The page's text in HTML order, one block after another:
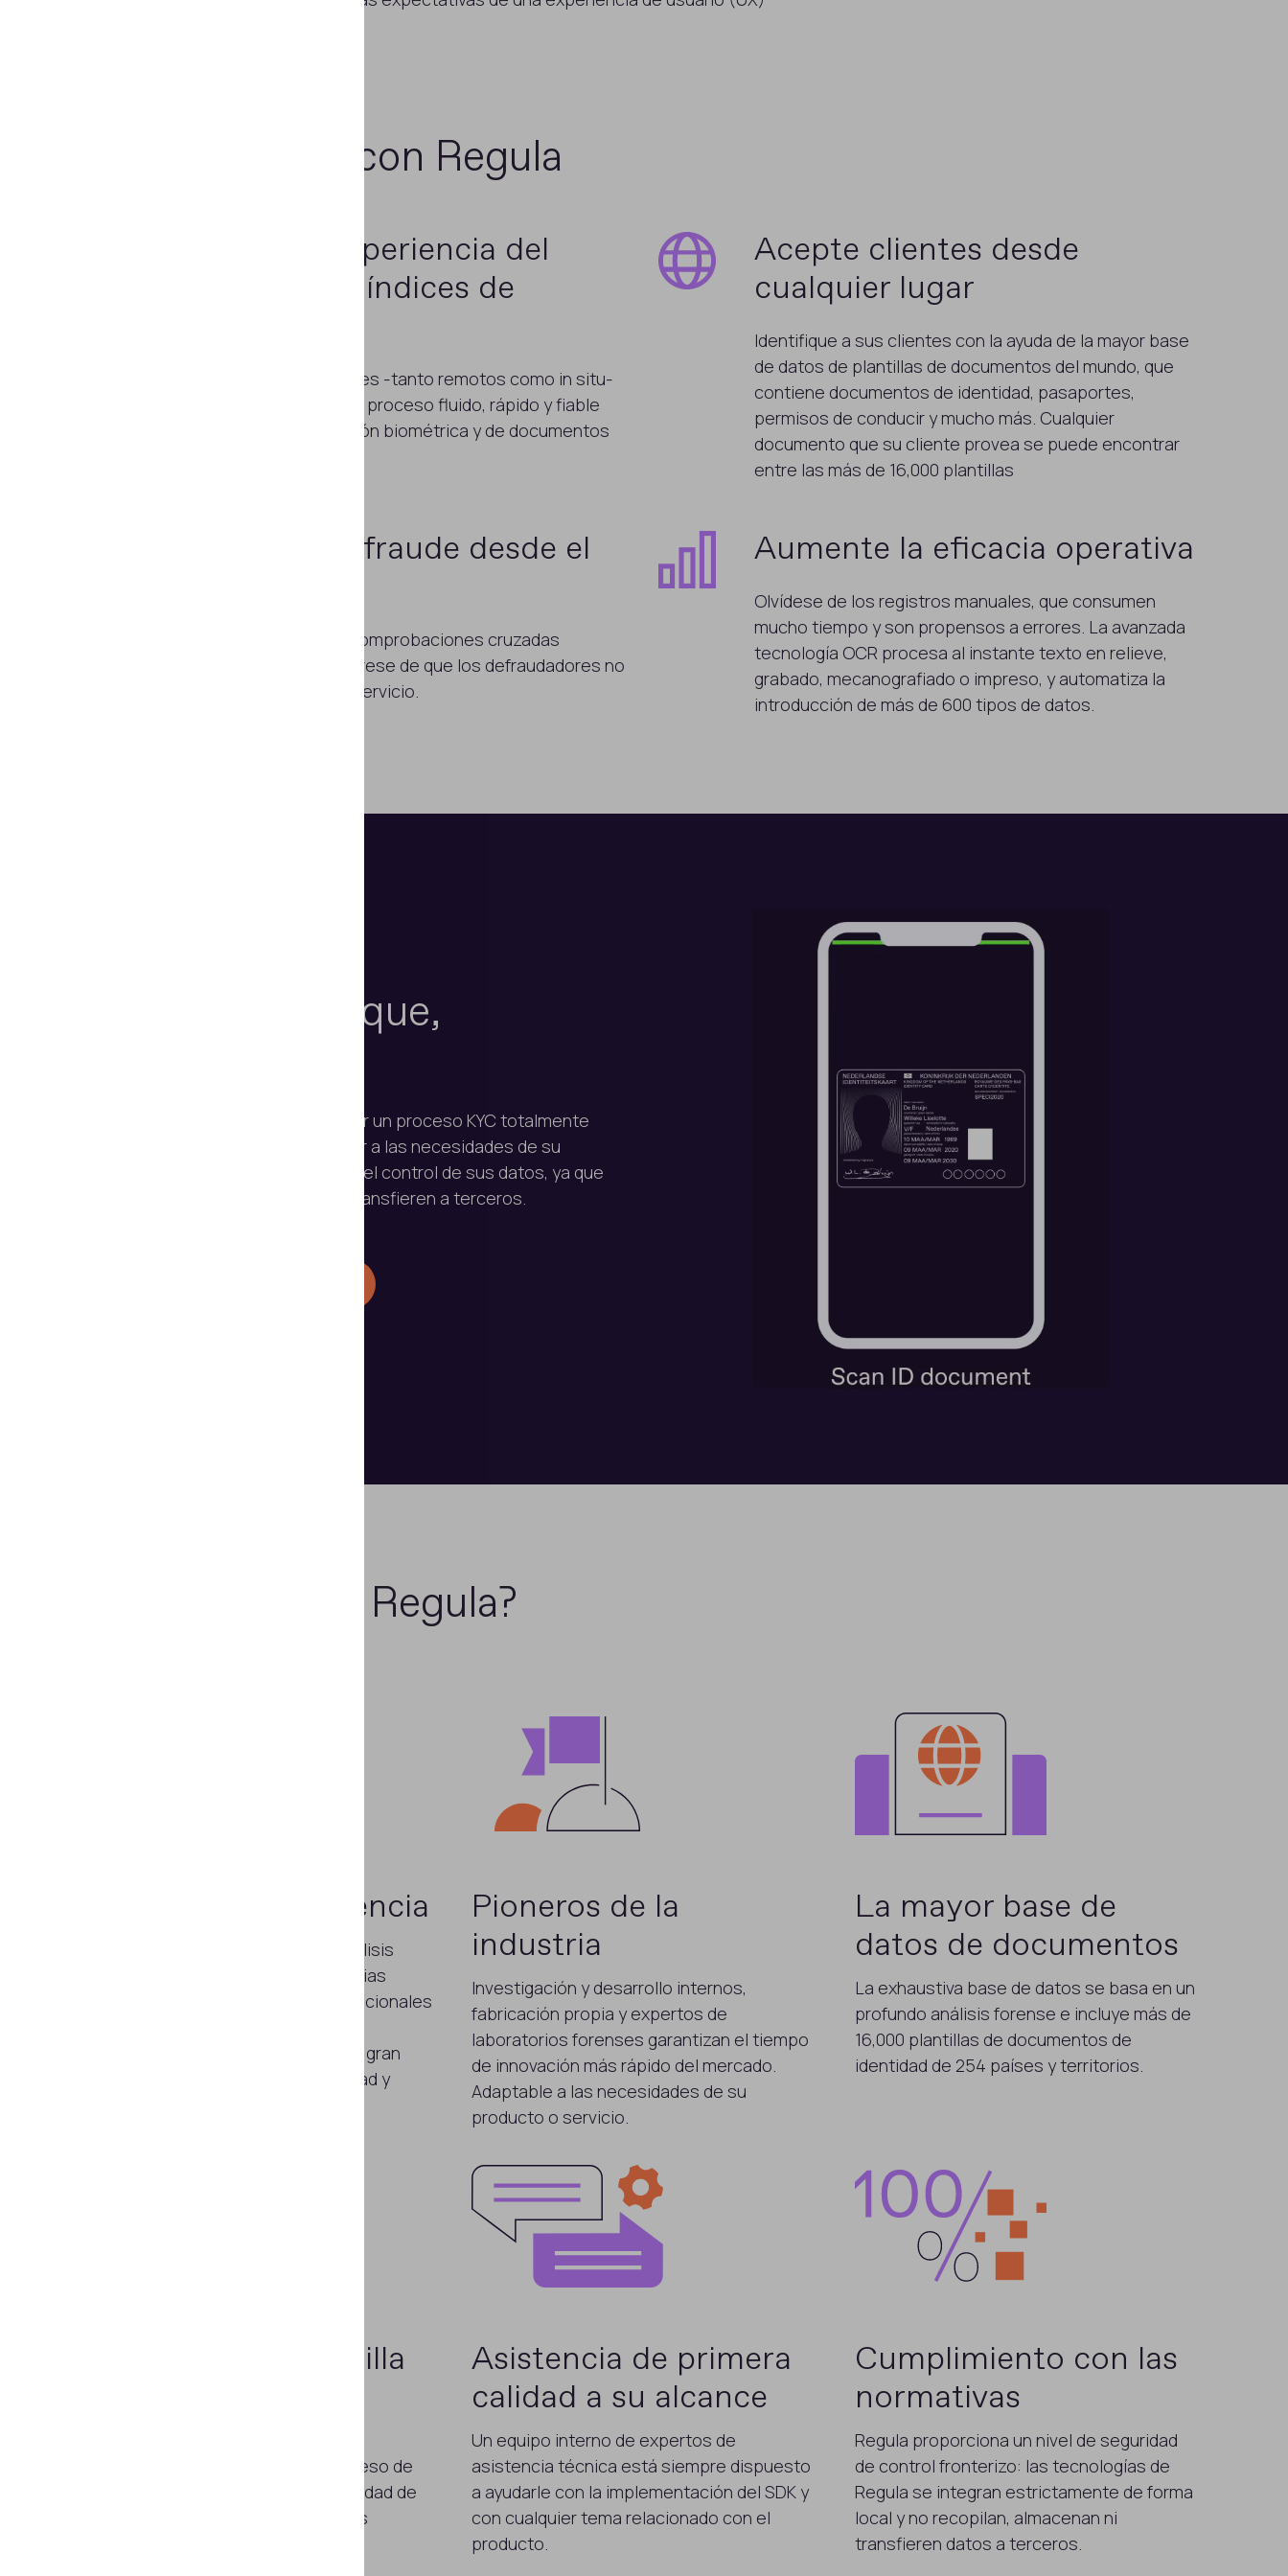
Agilice el KYC con Regula
Mejore la experiencia del
cliente y los índices de
Incorpore a más clientes -tanto remotos como in situ-
con éxito, mediante un proceso fluido, rápido y fiable
basado en la verificación biométrica y de documentos
Acepte clientes desde
cualquier lugar
Identifique a sus clientes con la ayuda de la mayor base
de datos de plantillas de documentos del mundo, que
contiene documentos de identidad, pasaportes,
permisos de conducir y mucho más. Cualquier
documento que su cliente provea se puede encontrar
entre las más de 16,000 plantillas
Prevenga el fraude desde el
Saque partido de las comprobaciones cruzadas
basadas en IA y asegúrese de que los defraudadores no
puedan acceder a su servicio.
Aumente la eficacia operativa
Olvídese de los registros manuales, que consumen
mucho tiempo y son propensos a errores. La avanzada
tecnología OCR procesa al instante texto en relieve,
grabado, mecanografiado o impreso, y automatiza la
introducción de más de 600 tipos de datos.
Escanee, verifique,
Con los SDK de Regula, puede crear un proceso KYC totalmente
personalizado que se adapte mejor a las necesidades de su
empresa. Además, siempre tendrá el control de sus datos, ya que
se gestionan localmente y no se transfieren a terceros.
¿Por qué elegir Regula?
30 años de experiencia
Con 30 años de experiencia en análisis
forenses y cooperación con agencias
como Interpol, Europol y bancos nacionales
soluciones capaces de verificar un gran
número de documentos de identidad y
Pioneros de la
industria
Investigación y desarrollo internos,
fabricación propia y expertos de
laboratorios forenses garantizan el tiempo
de innovación más rápido del mercado.
Adaptable a las necesidades de su
producto o servicio.
La mayor base de
datos de documentos
La exhaustiva base de datos se basa en un
profundo análisis forense e incluye más de
16,000 plantillas de documentos de
identidad de 254 países y territorios.
Sirve como ventanilla
herramientas para diseñar un proceso de
verificación de identidad sin necesidad de
gestionar varias partes de distintos
Asistencia de primera
calidad a su alcance
Un equipo interno de expertos de
asistencia técnica está siempre dispuesto
a ayudarle con la implementación del SDK y
con cualquier tema relacionado con el
producto.
Cumplimiento con las
normativas
Regula proporciona un nivel de seguridad
de control fronterizo: las tecnologías de
Regula se integran estrictamente de forma
local y no recopilan, almacenan ni
transfieren datos a terceros.